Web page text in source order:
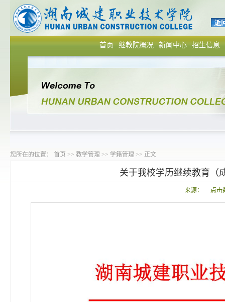
首页 继教院概况 新闻中心 招生信息
您所在的位置： 首页 >> 教学管理 >> 学籍管理 >> 正文
关于我校学历继续教育（
来源： 点击